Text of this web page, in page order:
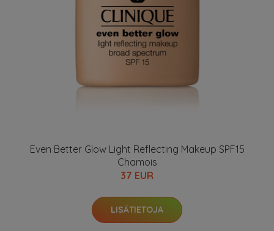
Even Better Glow Light Reflecting Makeup SPF15
Chamois
37 EUR
LISÄTIETOJA